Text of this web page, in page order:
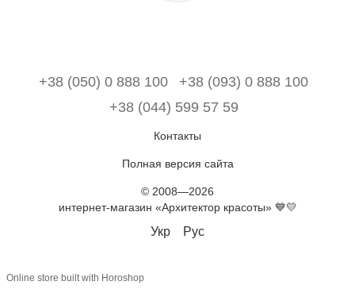
+38 (050) 0 888 100
+38 (093) 0 888 100
+38 (044) 599 57 59
Контакты
Полная версия сайта
© 2008—2026
интернет-магазин «Архитектор красоты» 💙💛
Укр Рус
Online store built with Horoshop